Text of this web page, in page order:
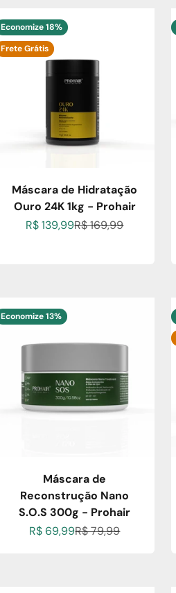
Economize 18%
Frete Grátis
Máscara de Hidratação
Ouro 24K 1kg - Prohair
Preço promocional
R$ 139,99Preço normal
R$ 169,99
Economize 13%
Máscara de
Reconstrução Nano
S.O.S 300g - Prohair
Preço promocional
R$ 69,99Preço normal
R$ 79,99